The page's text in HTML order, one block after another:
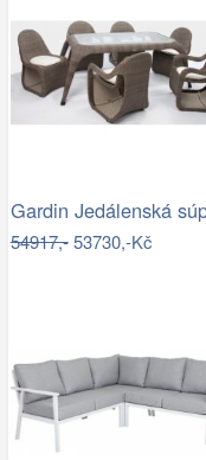
54917,-53730,-Kč